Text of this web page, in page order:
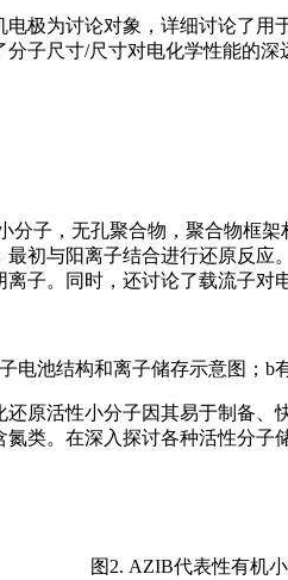
极为讨论对象，详细讨论了
子尺寸/尺寸对电化学性能的
分子，无孔聚合物，聚合物框
初与阳离子结合进行还原反
子。同时，还讨论了载流子对
电池结构和离子储存示意图；b
原活性小分子因其易于制备
类。在深入探讨各种活性分子
图2. AZIB代表性有机